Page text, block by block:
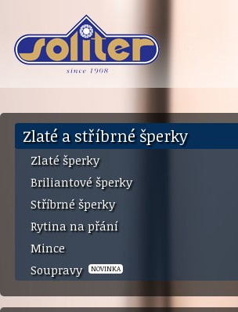
Zlaté a stříbrné šperky
Zlaté šperky
Briliantové šperky
Stříbrné šperky
Rytina na přání
Mince
Soupravy
NOVINKA